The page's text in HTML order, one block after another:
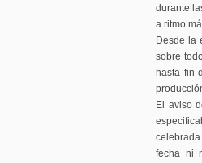
durante
a ritmo
Desde la
sobre
hasta fin
El aviso
celebrada
fecha ni